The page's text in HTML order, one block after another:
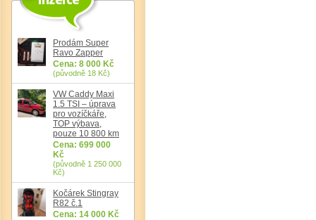
Prodám Super
Ravo Zapper
Cena: 8 000 Kč
(původně 18 Kč)
VW Caddy Maxi
1.5 TSI – úprava
pro vozíčkáře,
TOP výbava,
pouze 10 800 km
Cena: 699 000
Kč
(původně 1 250 000
Kč)
Kočárek Stingray
R82 č.1
Cena: 14 000 Kč